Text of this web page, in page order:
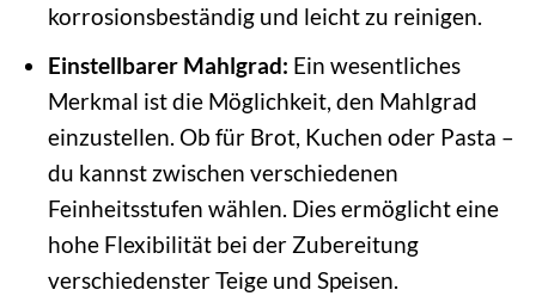
korrosionsbeständig und leicht zu reinigen.
Einstellbarer Mahlgrad: Ein wesentliches
Merkmal ist die Möglichkeit, den Mahlgrad
einzustellen. Ob für Brot, Kuchen oder Pasta –
du kannst zwischen verschiedenen
Feinheitsstufen wählen. Dies ermöglicht eine
hohe Flexibilität bei der Zubereitung
verschiedenster Teige und Speisen.